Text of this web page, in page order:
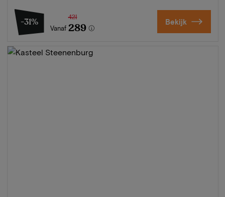
-31%
Vanaf
421
289 Bekijk